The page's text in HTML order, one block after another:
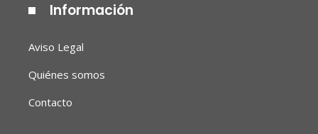
Información
Aviso Legal
Quiénes somos
Contacto